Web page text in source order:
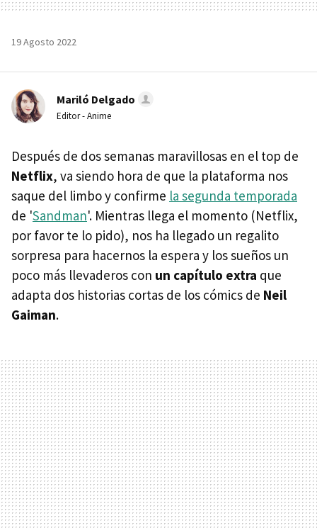
19 Agosto 2022
Mariló Delgado
Editor - Anime
Después de dos semanas maravillosas en el top de
Netflix, va siendo hora de que la plataforma nos
saque del limbo y confirme la segunda temporada
de 'Sandman'. Mientras llega el momento (Netflix,
por favor te lo pido), nos ha llegado un regalito
sorpresa para hacernos la espera y los sueños un
poco más llevaderos con un capítulo extra que
adapta dos historias cortas de los cómics de Neil
Gaiman.